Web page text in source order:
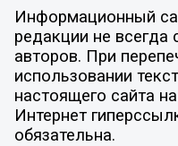
Информационный
редакции не всегда
авторов. При
использовании
настоящего сайта
Интернет
обязательна.